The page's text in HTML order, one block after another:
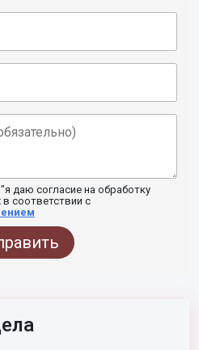
даю согласие на обработку
соответствии с